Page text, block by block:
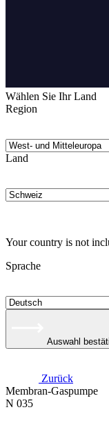
Wählen Sie Ihr Land
Region
Land
Your country is not
Sprache
Auswahl
Zurück
Membran-Gaspumpe
N 035